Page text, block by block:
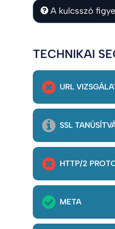
A kulcsszó
TECHNIKAI
URL
SSL
HTTP/2
META